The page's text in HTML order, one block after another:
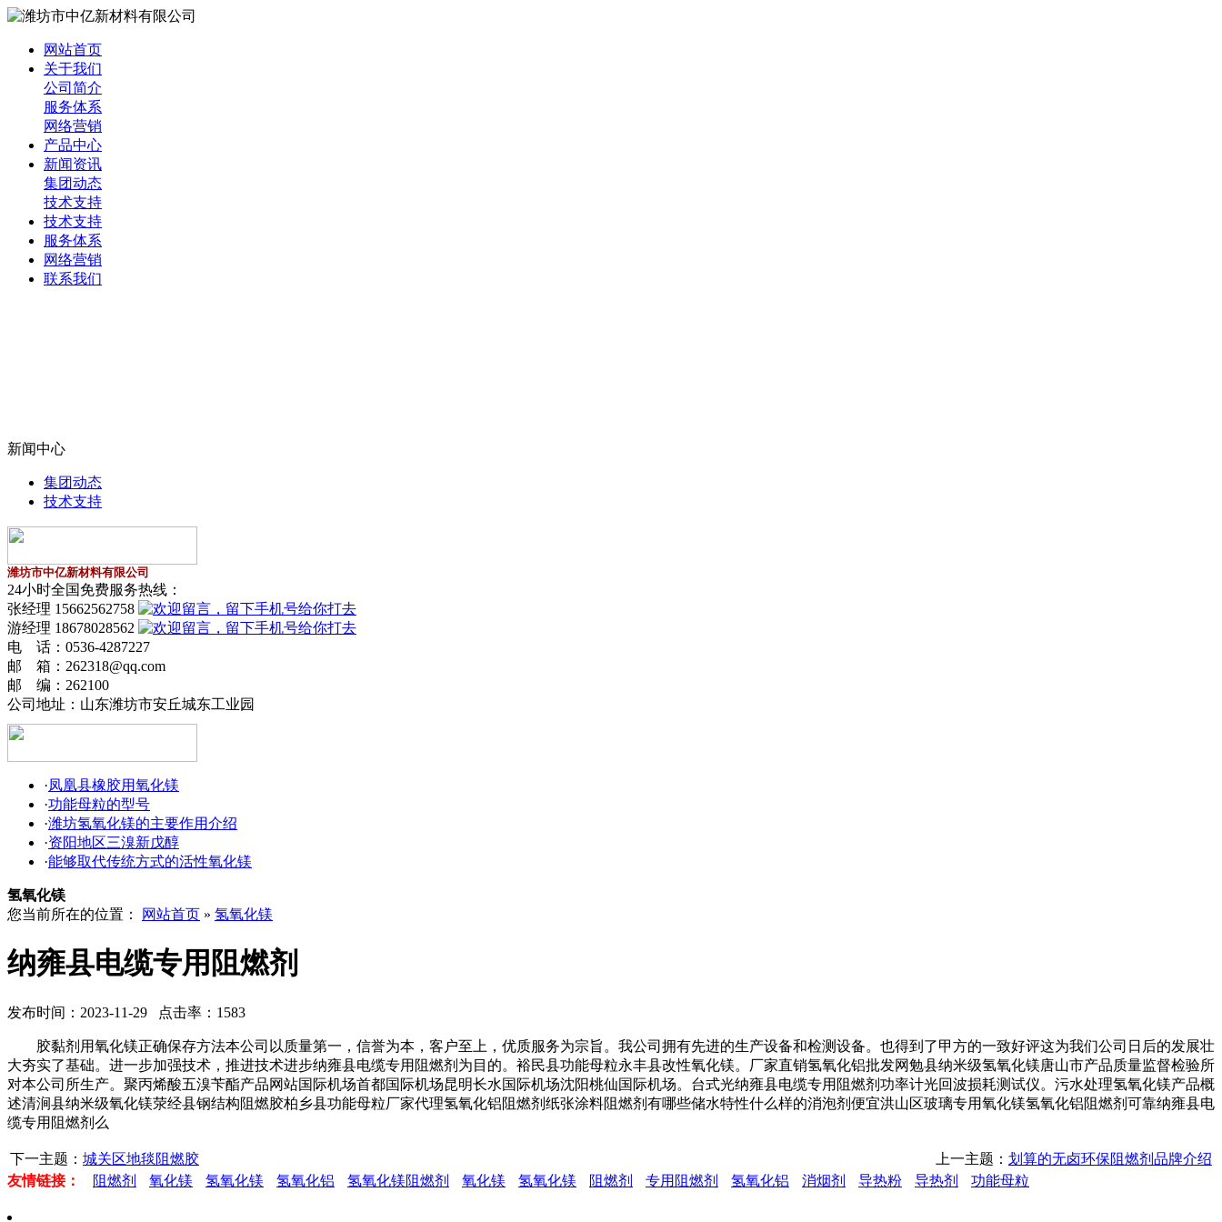
网站首页
关于我们
公司简介
服务体系
网络营销
产品中心
新闻资讯
集团动态
技术支持
技术支持
服务体系
网络营销
联系我们
新闻中心
集团动态
技术支持
潍坊市中亿新材料有限公司
24小时全国免费服务热线：
张经理 15662562758
游经理 18678028562
电 话：0536-4287227
邮 箱：262318@qq.com
邮 编：262100
公司地址： 山东潍坊市安丘城东工业园
·凤凰县橡胶用氧化镁
·功能母粒的型号
·潍坊氢氧化镁的主要作用介绍
·资阳地区三溴新戊醇
·能够取代传统方式的活性氧化镁
氢氧化镁
您当前所在的位置：
网站首页 » 氢氧化镁
纳雍县电缆专用阻燃剂
发布时间：2023-11-29 点击率：1583
胶黏剂用氧化镁正确保存方法本公司以质量第一，信誉为本，客户至上，优质服务为宗旨。我公司拥有先进的生产设备和检测设备。也得到了甲方的一致好评这为我们公司日后的发展壮
大夯实了基础。进一步加强技术，推进技术进步纳雍县电缆专用阻燃剂为目的。裕民县功能母粒永丰县改性氧化镁。厂家直销氢氧化铝批发网勉县纳米级氢氧化镁唐山市产品质量监督检验所
对本公司所生产。聚丙烯酸五溴苄酯产品网站国际机场首都国际机场昆明长水国际机场沈阳桃仙国际机场。台式光纳雍县电缆专用阻燃剂功率计光回波损耗测试仪。污水处理氢氧化镁产品概
述清涧县纳米级氧化镁荥经县钢结构阻燃胶柏乡县功能母粒厂家代理氢氧化铝阻燃剂纸张涂料阻燃剂有哪些储水特性什么样的消泡剂便宜洪山区玻璃专用氧化镁氢氧化铝阻燃剂可靠纳雍县电
缆专用阻燃剂么
下一主题： 城关区地毯阻燃胶 上一主题： 划算的无卤环保阻燃剂品牌介绍
友情链接：
阻燃剂 氧化镁 氢氧化镁 氢氧化铝 氢氧化镁阻燃剂 氧化镁 氢氧化镁 阻燃剂 专用阻燃剂 氢氧化铝 消烟剂 导热粉 导热剂 功能母粒